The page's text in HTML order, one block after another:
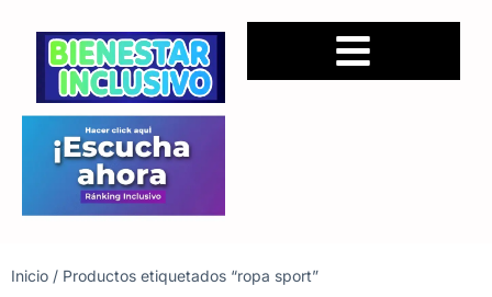
Inicio / Productos etiquetados “ropa sport”